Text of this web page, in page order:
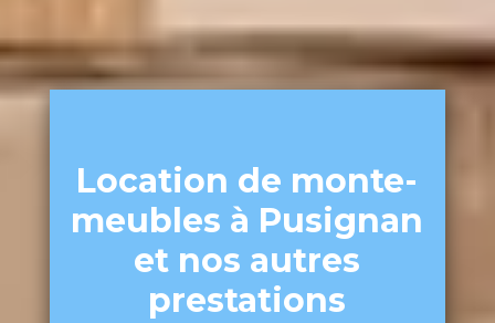
Location de monte-
meubles à Pusignan
et nos autres
prestations